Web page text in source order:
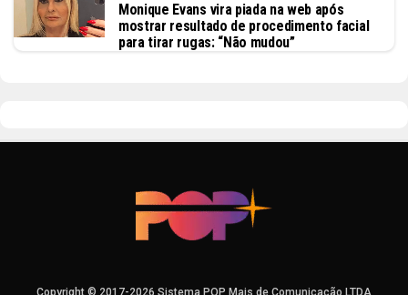
Monique Evans vira piada na web após
mostrar resultado de procedimento facial
para tirar rugas: “Não mudou”
Copyright © 2017-2026 Sistema POP Mais de Comunicação LTDA